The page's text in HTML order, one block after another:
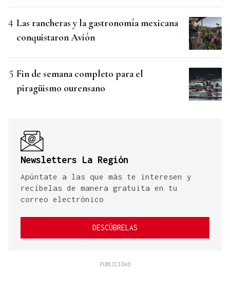
Las rancheras y la gastronomía mexicana
conquistaron Avión
Fin de semana completo para el
piragüismo ourensano
Newsletters La Región
Apúntate a las que más te interesen y
recíbelas de manera gratuita en tu
correo electrónico
DESCÚBRELAS